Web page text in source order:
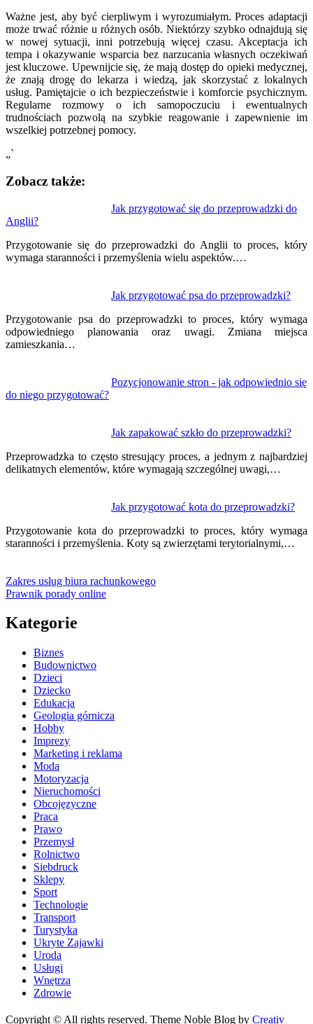
Ważne jest, aby być cierpliwym i wyrozumiałym. Proces adaptacji
może trwać różnie u różnych osób. Niektórzy szybko odnajdują się
w nowej sytuacji, inni potrzebują więcej czasu. Akceptacja ich
tempa i okazywanie wsparcia bez narzucania własnych oczekiwań
jest kluczowe. Upewnijcie się, że mają dostęp do opieki medycznej,
że znają drogę do lekarza i wiedzą, jak skorzystać z lokalnych
usług. Pamiętajcie o ich bezpieczeństwie i komforcie psychicznym.
Regularne rozmowy o ich samopoczuciu i ewentualnych
trudnościach pozwolą na szybkie reagowanie i zapewnienie im
wszelkiej potrzebnej pomocy.
„`
Zobacz także:
Jak przygotować się do przeprowadzki do
Anglii?
Przygotowanie się do przeprowadzki do Anglii to proces, który
wymaga staranności i przemyślenia wielu aspektów.…
Jak przygotować psa do przeprowadzki?
Przygotowanie psa do przeprowadzki to proces, który wymaga
odpowiedniego planowania oraz uwagi. Zmiana miejsca
zamieszkania…
Pozycjonowanie stron - jak odpowiednio się
do niego przygotować?
Jak zapakować szkło do przeprowadzki?
Przeprowadzka to często stresujący proces, a jednym z najbardziej
delikatnych elementów, które wymagają szczególnej uwagi,…
Jak przygotować kota do przeprowadzki?
Przygotowanie kota do przeprowadzki to proces, który wymaga
staranności i przemyślenia. Koty są zwierzętami terytorialnymi,…
wpisu
Zakres usług biura rachunkowego
Prawnik porady online
Kategorie
Biznes
Budownictwo
Dzieci
Dziecko
Edukacja
Geologia górnicza
Hobby
Imprezy
Marketing i reklama
Moda
Motoryzacja
Nieruchomości
Obcojęzyczne
Praca
Prawo
Przemysł
Rolnictwo
Siebdruck
Sklepy
Sport
Technologie
Transport
Turystyka
Ukryte Zajawki
Uroda
Usługi
Wnętrza
Zdrowie
Copyright © All rights reserved. Theme Noble Blog by Creativ